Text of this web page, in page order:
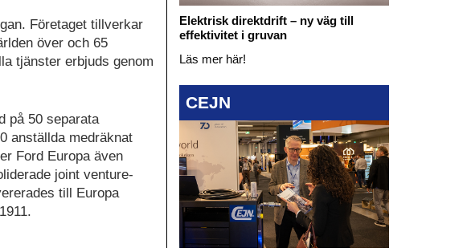
Företaget tillverkar
över och 65
tjänster erbjuds genom
på 50 separata
anställda medräknat
Ford Europa även
joint venture-
till Europa
Elektrisk direktdrift – ny väg till
effektivitet i gruvan
Läs mer här!
CEJN